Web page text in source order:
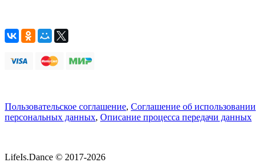
Пользовательское соглашение, Соглашение об использовании
персональных данных, Описание процесса передачи данных
LifeIs.Dance © 2017-2026